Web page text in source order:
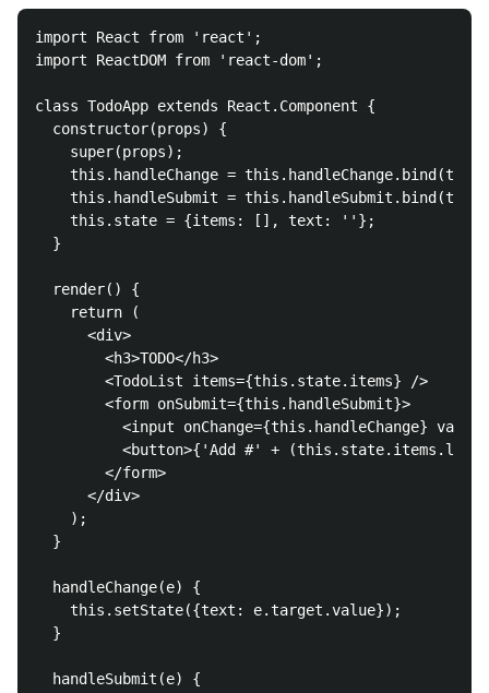
import React from 'react';
import ReactDOM from 'react-dom';
class TodoApp extends React.Component {
  constructor(props) {
    super(props);
this.handleChange =
this.handleSubmit =
    this.state = {items: [], text: ''};
  }
  render() {
    return (
      <div>
        <h3>TODO</h3>
        <TodoList items={this.state.items} />
        <form onSubmit={this.handleSubmit}>
<input onChange={this.handleChange}
<button>{'Add #' +
        </form>
      </div>
    );
  }
  handleChange(e) {
    this.setState({text: e.target.value});
  }
  handleSubmit(e) {